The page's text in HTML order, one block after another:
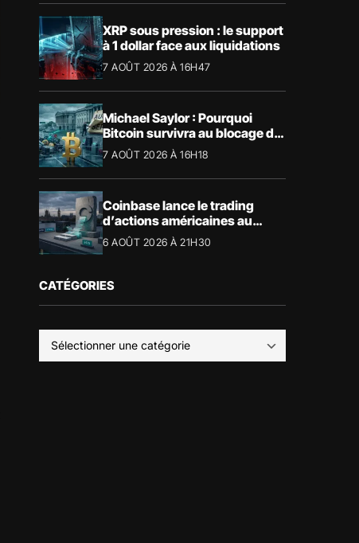
XRP sous pression : le support
à 1 dollar face aux liquidations
7 AOÛT 2026 À 16H47
Michael Saylor : Pourquoi
Bitcoin survivra au blocage du
CLARITY Act
7 AOÛT 2026 À 16H18
Coinbase lance le trading
d’actions américaines au
Royaume-Uni
6 AOÛT 2026 À 21H30
CATÉGORIES